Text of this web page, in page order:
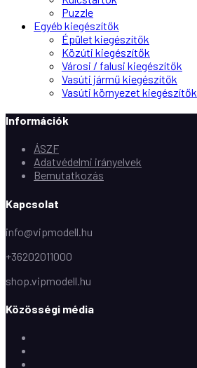
Puzzle
Egyéb kiegészítők
Épület kiegészítők
Közúti kiegészítők
Városi / falusi kiegészítők
Vasúti jármű kiegészítők
Vasúti környezet kiegészítők
Információk
ÁSZF
Adatvédelmi irányelvek
Bemutatkozás
Kapcsolat
info@vipmodell.hu
+36202011000
shop.vipmodell.hu
Közösségi média